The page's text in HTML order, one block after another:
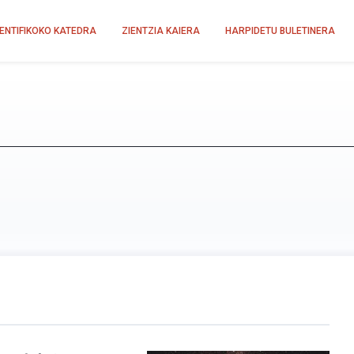
KATEDRA ZIENTZIA KAIERA HARPIDETU BULETINERA